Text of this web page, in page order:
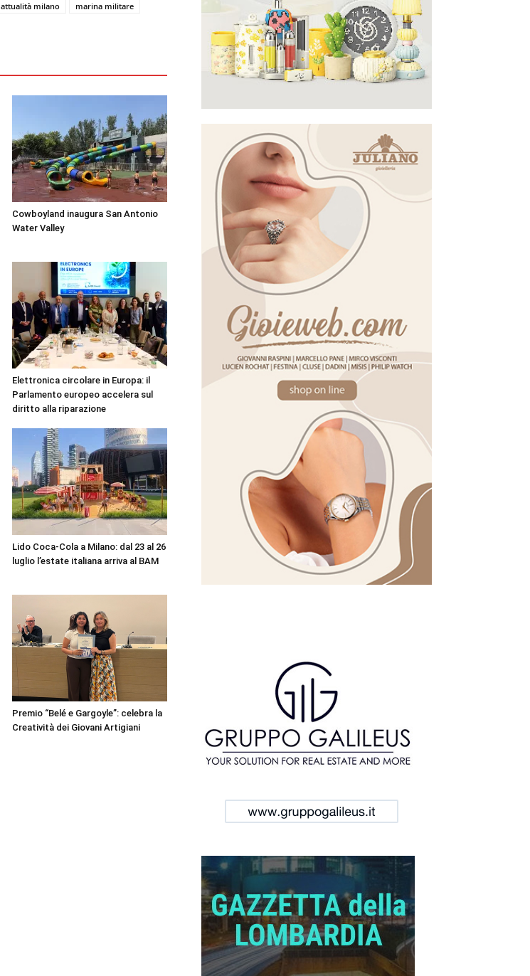
attualità milano
marina militare
Cowboyland inaugura San Antonio
Water Valley
Elettronica circolare in Europa: il
Parlamento europeo accelera sul
diritto alla riparazione
Lido Coca-Cola a Milano: dal 23 al 26
luglio l’estate italiana arriva al BAM
Premio “Belé e Gargoyle”: celebra la
Creatività dei Giovani Artigiani